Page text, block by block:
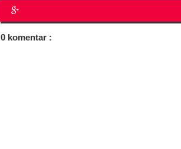
0 komentar :